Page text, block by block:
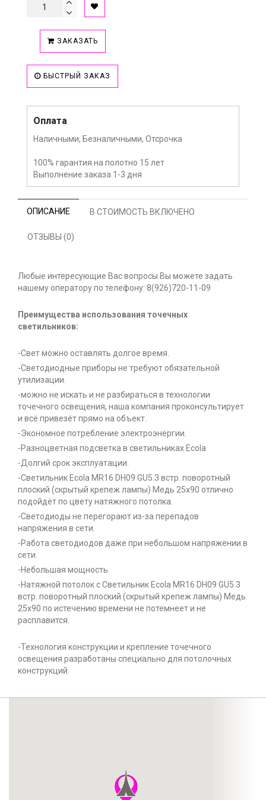
ЗАКАЗАТЬ
БЫСТРЫЙ ЗАКАЗ
Оплата
Наличными, Безналичными, Отсрочка
100% гарантия на полотно 15 лет
Выполнение заказа 1-3 дня
ОПИСАНИЕ В СТОИМОСТЬ ВКЛЮЧЕНО
ОТЗЫВЫ (0)
Любые интересующие Вас вопросы Вы можете задать
нашему оператору по телефону: 8(926)720-11-09
Преимущества использования точечных
светильников:
-Свет можно оставлять долгое время.
-Светодиодные приборы не требуют обязательной
утилизации.
-можно не искать и не разбираться в технологии
точечного освещения, наша компания проконсультирует
и всё привезёт прямо на объект.
-Экономное потребление электроэнергии.
-Разноцветная подсветка в светильниках Ecola
-Долгий срок эксплуатации.
-Светильник Ecola MR16 DH09 GU5.3 встр. поворотный
плоский (скрытый крепеж лампы) Медь 25x90 отлично
подойдёт по цвету натяжного потолка.
-Светодиоды не перегорают из-за перепадов
напряжения в сети.
-Работа светодиодов даже при небольшом напряжении в
сети.
-Небольшая мощность.
-Натяжной потолок с Светильник Ecola MR16 DH09 GU5.3
встр. поворотный плоский (скрытый крепеж лампы) Медь
25x90 по истечению времени не потемнеет и не
расплавится.
-Технология конструкции и крепление точечного
освещения разработаны специально для потолочных
конструкций.